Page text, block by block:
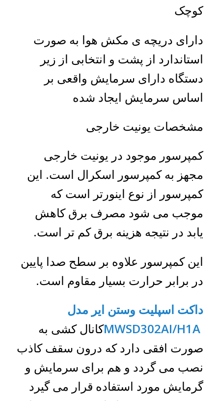
کوچک
دارای دریچه ی مکش هوا به صورت
استاندارد از پشت و انتخابی از زیر
دستگاه دارای سرمایش واقعی بر
اساس سرمایش ایجاد شده
مشخصات یونیت خارجی
کمپرسور موجود در یونیت خارجی
مجهز به کمپرسور اسکرال است. این
کمپرسور از نوع اینورتر است که
موجب می شود مصرف برق کاهش
یابد در نتیجه هزینه برق کم تر است.
این کمپرسور علاوه بر سطح صدا پایین
در برابر حرارت بسیار مقاوم است.
داکت اسپلیت وستن ایر مدل
کانال کشی به
صورت افقی دارد که درون سقف کاذب
نصب می گردد و هم برای سرمایش و
گرمایش مورد استفاده قرار می گیرد